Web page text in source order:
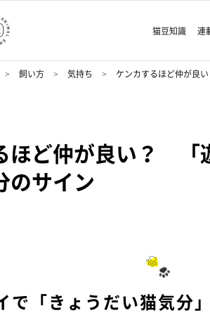
猫豆知識 連
飼い方 気持ち ケンカするほど仲が良
ほど仲が良い？ 「
のサイン
で「きょうだい猫気分